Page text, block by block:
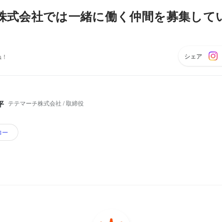
式会社では一緒に働く仲間を募集して
シェア
テテマーチ株式会社 / 取締役
ー